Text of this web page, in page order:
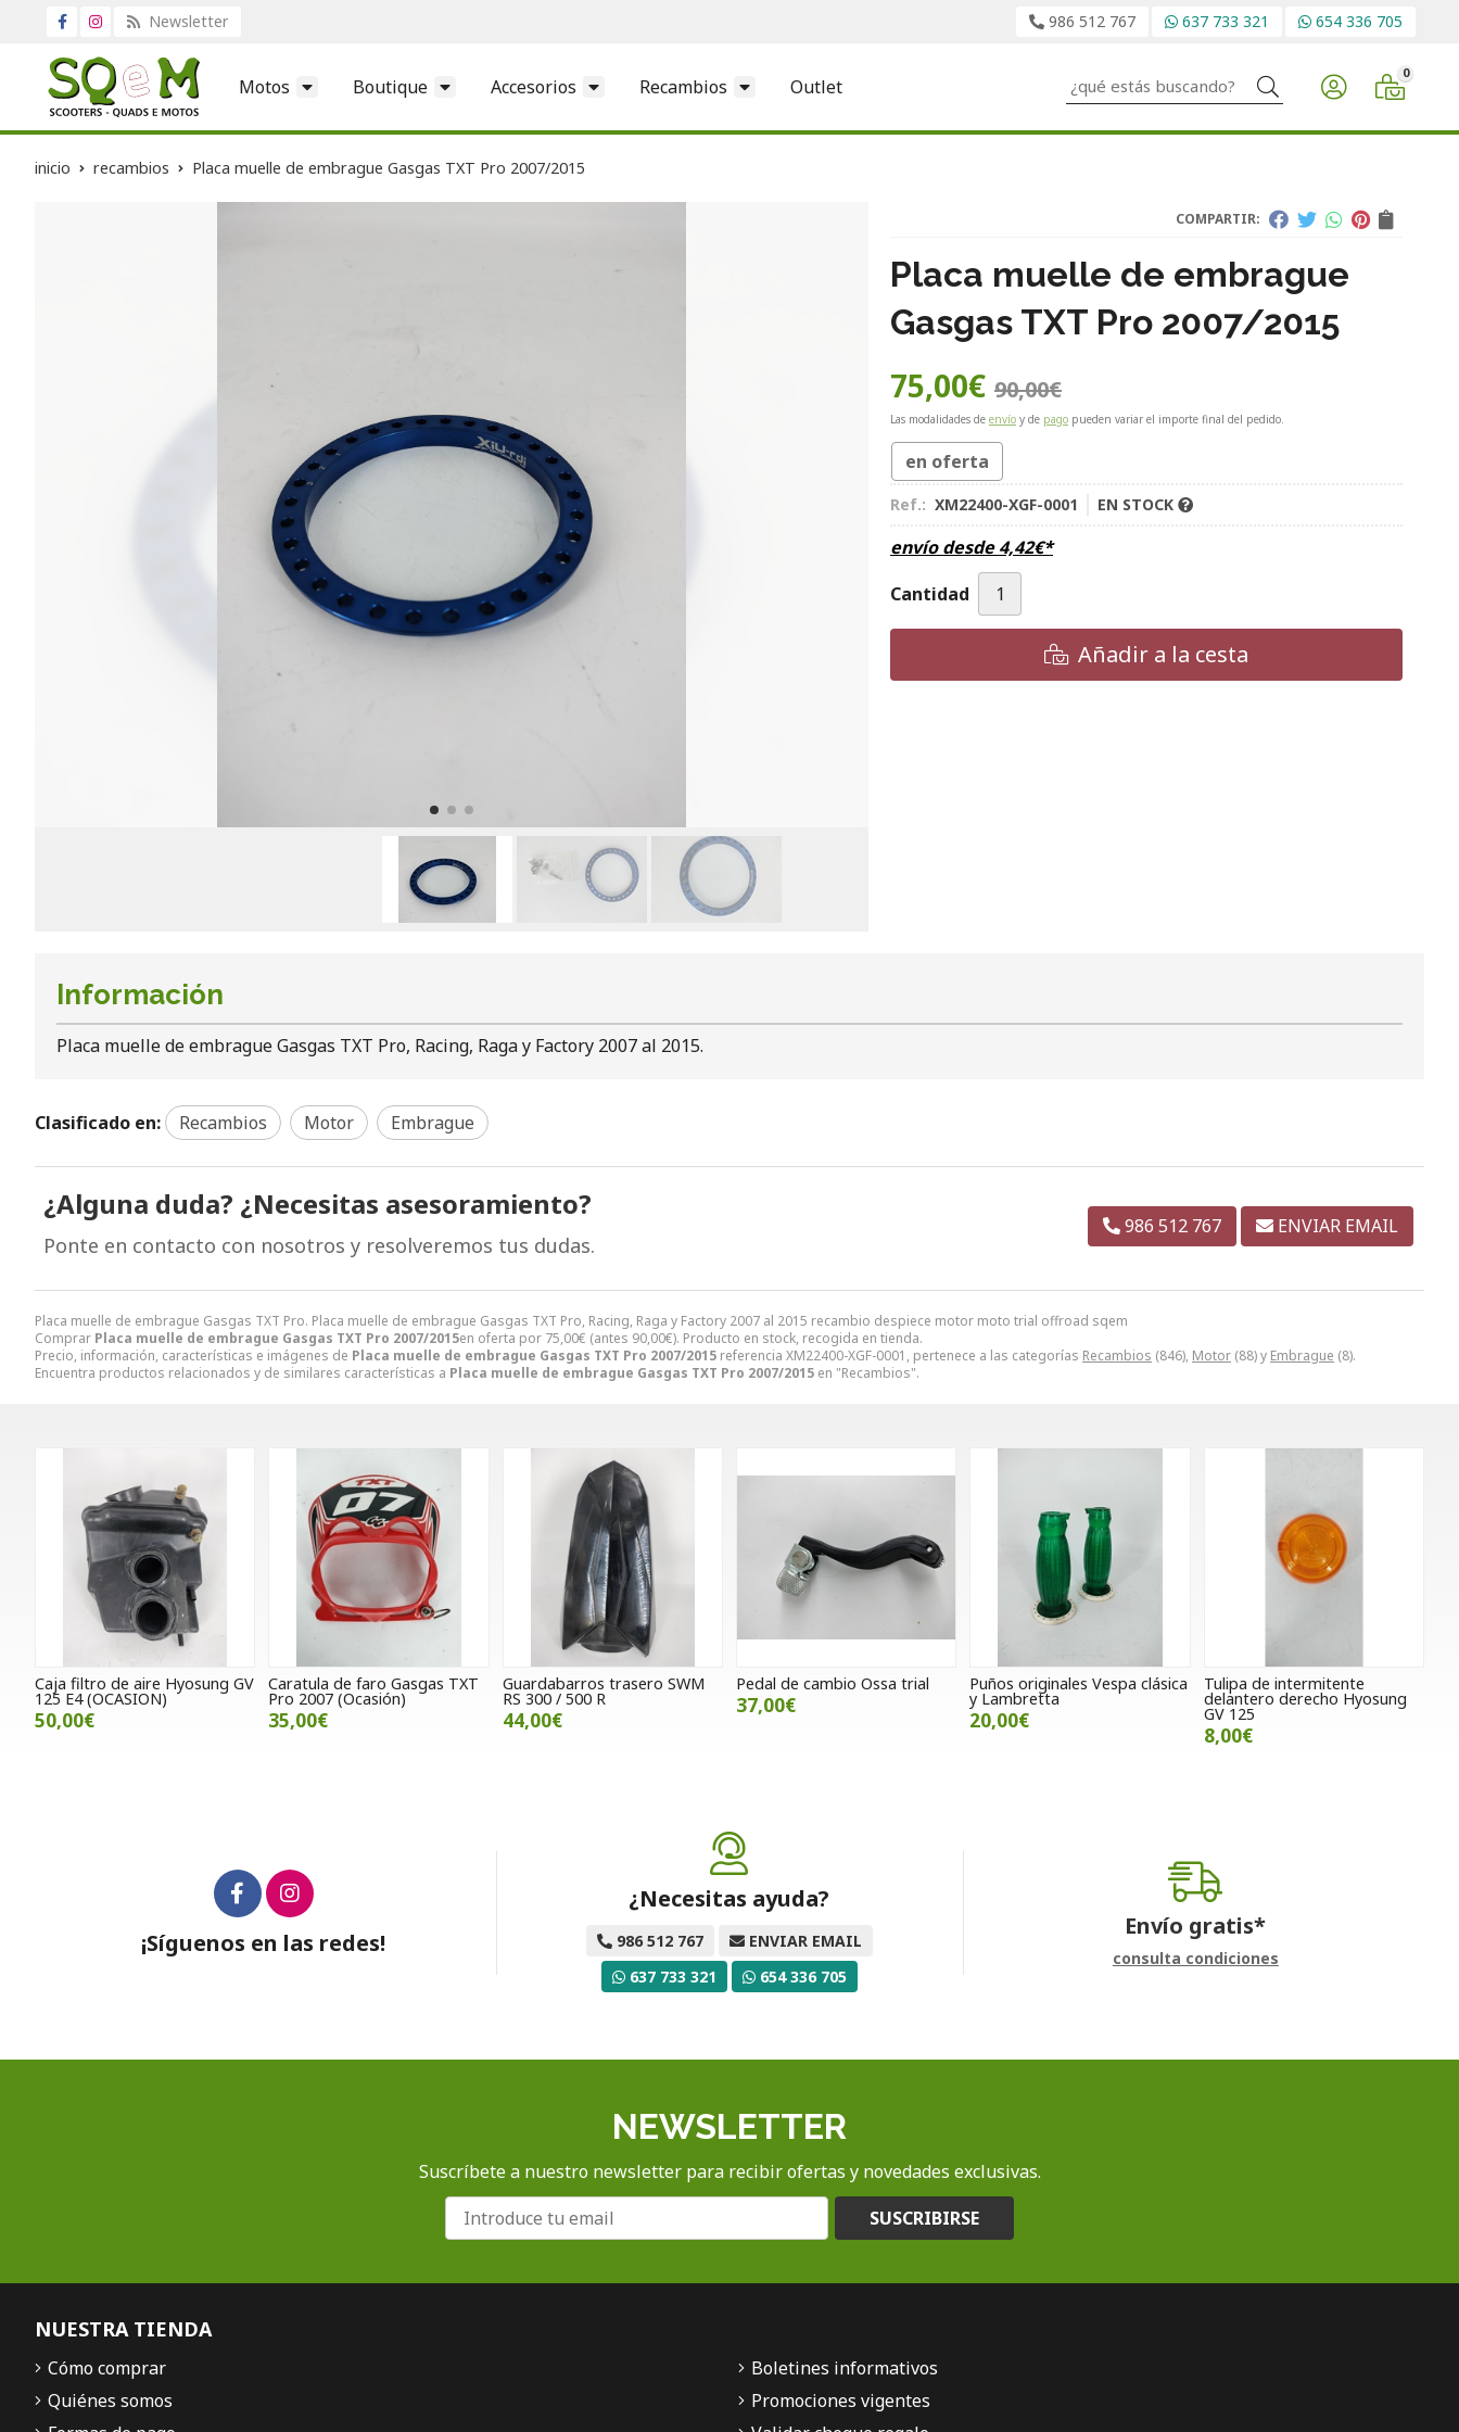
Newsletter 986 512 767 637 733 321 654 336 705
Motos Boutique Accesorios Recambios Outlet Buscar 0
inicio recambios Placa muelle de embrague Gasgas TXT Pro 2007/2015
COMPARTIR:
Placa muelle de embrague
Gasgas TXT Pro 2007/2015
75,00€ 90,00€
Las modalidades de envío y de pago pueden variar el importe final del pedido.
en oferta
Ref.: XM22400-XGF-0001 EN STOCK
envío desde4,42€*
Cantidad
Añadir a la cesta
Placa muelle de embrague Gasgas TXT Pro. Placa muelle de embrague Gasgas TXT Pro, Racing, Raga y Factory 2007 al 2015 recambio despiece motor moto trial offroad sqem
Comprar Placa muelle de embrague Gasgas TXT Pro 2007/2015en oferta por 75,00€ (antes 90,00€). Producto en stock, recogida en tienda.
Precio, información, características e imágenes de Placa muelle de embrague Gasgas TXT Pro 2007/2015 referencia XM22400-XGF-0001, pertenece a las categorías Recambios (846), Motor (88) y Embrague (8).
Encuentra productos relacionados y de similares características a Placa muelle de embrague Gasgas TXT Pro 2007/2015 en "Recambios".
Información
Placa muelle de embrague Gasgas TXT Pro, Racing, Raga y Factory 2007 al 2015.
Clasificado en: Recambios Motor Embrague
¿Alguna duda? ¿Necesitas asesoramiento?
Ponte en contacto con nosotros y resolveremos tus dudas.
986 512 767 ENVIAR EMAIL
Caja filtro de aire Hyosung GV
125 E4 (OCASION)
50,00€
Caratula de faro Gasgas TXT
Pro 2007 (Ocasión)
35,00€
Guardabarros trasero SWM
RS 300 / 500 R
44,00€
Pedal de cambio Ossa trial
37,00€
Puños originales Vespa clásica
y Lambretta
20,00€
Tulipa de intermitente
delantero derecho Hyosung
GV 125
8,00€
¡Síguenos en las redes!
¿Necesitas ayuda?
986 512 767
ENVIAR EMAIL
637 733 321
654 336 705
Envío gratis*
consulta condiciones
NEWSLETTER
Suscríbete a nuestro newsletter para recibir ofertas y novedades exclusivas.
SUSCRIBIRSE
NUESTRA TIENDA
Cómo comprar
Quiénes somos
Boletines informativos
Promociones vigentes